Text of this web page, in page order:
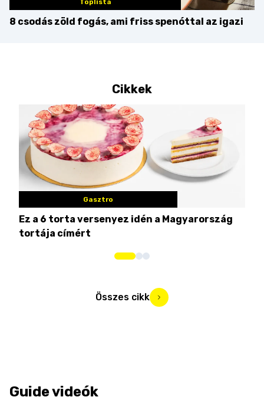
8 csodás zöld fogás, ami friss spenóttal az igazi
Cikkek
Gasztro
Ez a 6 torta versenyez idén a Magyarország
tortája címért
Összes cikk
Guide videók